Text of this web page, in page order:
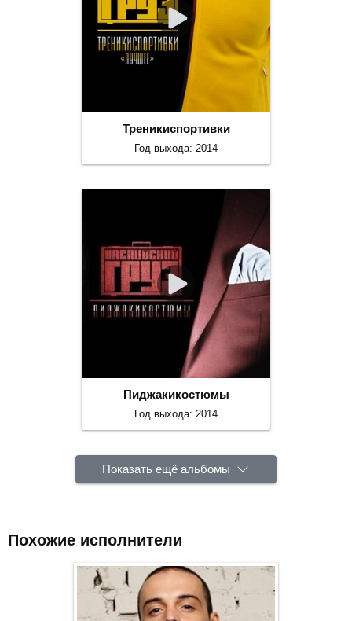
Треникиспортивки
Год выхода: 2014
Пиджакикостюмы
Год выхода: 2014
Показать ещё альбомы
Похожие исполнители